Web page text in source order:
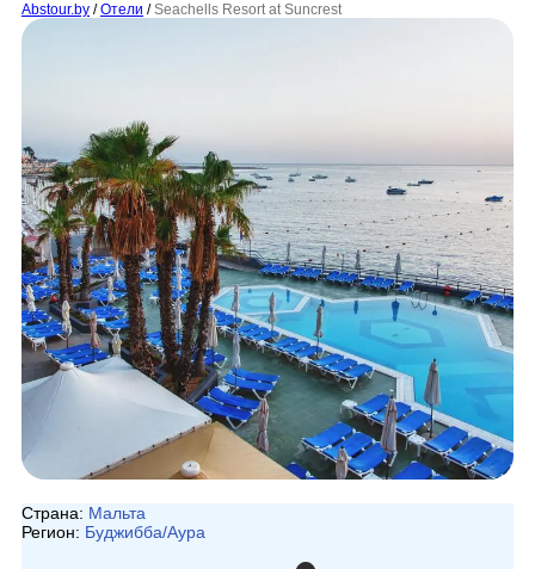
Abstour.by / Отели / Seachells Resort at Suncrest
Страна: Мальта
Регион: Буджибба/Аура